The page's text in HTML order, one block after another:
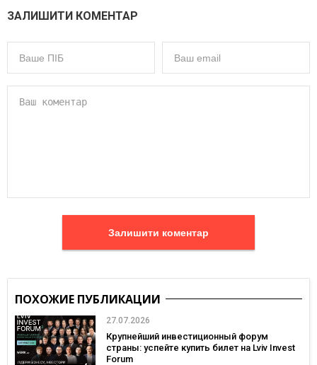
ЗАЛИШИТИ КОМЕНТАР
Залишити коментар
ПОХОЖИЕ ПУБЛИКАЦИИ
27.07.2026
Крупнейший инвестиционный форум
страны: успейте купить билет на Lviv Invest
Forum